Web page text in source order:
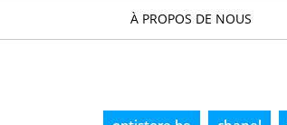
À PROPOS DE NOUS